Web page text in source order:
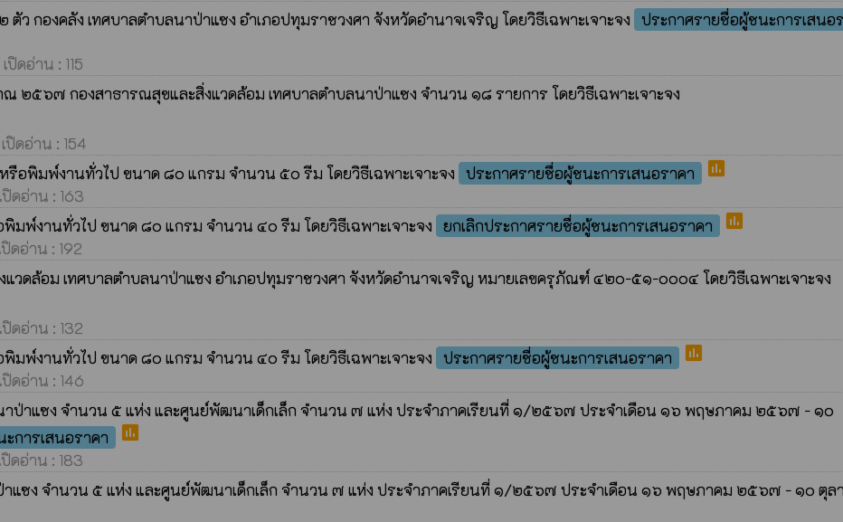
กองคลัง เทศบาลตำบลนาป่าแซง อำเภอปทุมราชวงศา จังหวัดอำนาจเจริญ โดยวิธีเฉพาะเจาะจง ประกาศรายชื่อผู้ชนะการเสนอ
ดอ่าน : 115
๒๕๖๗ กองสาธารณสุขและสิ่งแวดล้อม เทศบาลตำบลนาป่าแซง จำนวน ๑๘ รายการ โดยวิธีเฉพาะเจาะจง
ปิดอ่าน : 154
อพิมพ์งานทั่วไป ขนาด ๘๐ แกรม จำนวน ๕๐ รีม โดยวิธีเฉพาะเจาะจง ประกาศรายชื่อผู้ชนะการเสนอราคา poll
ดอ่าน : 163
มพ์งานทั่วไป ขนาด ๘๐ แกรม จำนวน ๔๐ รีม โดยวิธีเฉพาะเจาะจง ยกเลิกประกาศรายชื่อผู้ชนะการเสนอราคา poll
ดอ่าน : 192
วดล้อม เทศบาลตำบลนาป่าแซง อำเภอปทุมราชวงศา จังหวัดอำนาจเจริญ หมายเลขครุภัณฑ์ ๔๒๐-๕๑-๐๐๐๔ โดยวิธีเฉพาะเจาะจง
ดอ่าน : 132
มพ์งานทั่วไป ขนาด ๘๐ แกรม จำนวน ๔๐ รีม โดยวิธีเฉพาะเจาะจง ประกาศรายชื่อผู้ชนะการเสนอราคา poll
ดอ่าน : 146
าป่าแซง จำนวน ๕ แห่ง และศูนย์พัฒนาเด็กเล็ก จำนวน ๗ แห่ง ประจำภาคเรียนที่ ๑/๒๕๖๗ ประจำเดือน ๑๖ พฤษภาคม ๒๕๖๗ - ๑๐
การเสนอราคา poll
ดอ่าน : 183
าแซง จำนวน ๕ แห่ง และศูนย์พัฒนาเด็กเล็ก จำนวน ๗ แห่ง ประจำภาคเรียนที่ ๑/๒๕๖๗ ประจำเดือน ๑๖ พฤษภาคม ๒๕๖๗ - ๑๐ ตุล